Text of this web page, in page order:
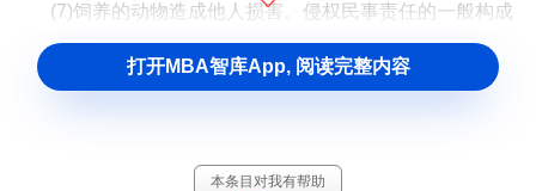
(7)饲养的动物造成他人损害。侵权民事责任的一般构成
要件包括主观要件和客观要件。客观要件指要有侵权损害事
实，加害行为的违法性，违法行为与损害结果之间有因果关
人主观上是否有过错，只要其行为造成损害结果的，均要承
打开MBA智库App, 阅读完整内容
本条目对我有帮助